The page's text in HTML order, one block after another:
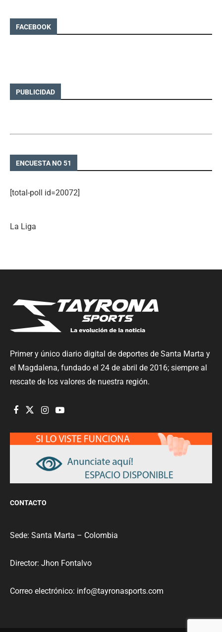
FACEBOOK
PUBLICIDAD
ENCUESTA NO 51
[total-poll id=20072]
La Liga
Primer y único diario digital de deportes de Santa Marta y
el Magdalena, fundado el 24 de abril de 2016; siempre al
rescate de los valores de nuestra región.
CONTACTO
Sede: Santa Marta – Colombia
Director: Jhon Fontalvo
Correo electrónico: info@tayronasports.com